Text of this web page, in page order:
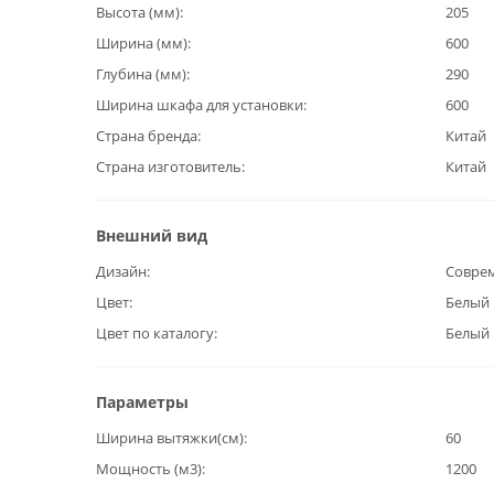
Высота (мм)
205
Ширина (мм)
600
Глубина (мм)
290
Ширина шкафа для установки
600
Страна бренда
Китай
Страна изготовитель
Китай
Внешний вид
Дизайн
Цвет
Белый
Цвет по каталогу
Белый
Параметры
Ширина вытяжки(см)
60
Мощность (м3)
1200